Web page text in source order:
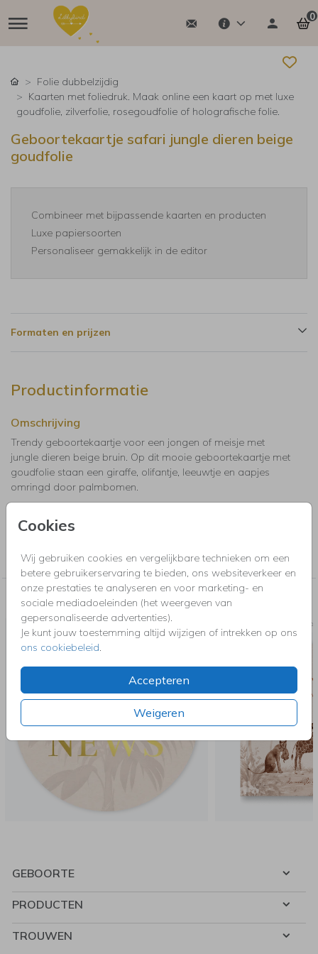
0
Cookies
Wij gebruiken cookies en vergelijkbare technieken om een
betere gebruikerservaring te bieden, ons websiteverkeer en
onze prestaties te analyseren en voor marketing- en
sociale mediadoeleinden (het weergeven van
gepersonaliseerde advertenties).
Je kunt jouw toestemming altijd wijzigen of intrekken op ons
ons cookiebeleid.
Accepteren
Weigeren
Folie dubbelzijdig
Kaarten met foliedruk. Maak online een kaart op met luxe
goudfolie, zilverfolie, rosegoudfolie of holografische folie.
Geboortekaartje safari jungle dieren beige
goudfolie
Combineer met bijpassende kaarten en producten
Luxe papiersoorten
Personaliseer gemakkelijk in de editor
Formaten en prijzen
Productinformatie
Omschrijving
Trendy geboortekaartje voor een jongen of meisje met
jungle dieren beige bruin. Op dit mooie geboortekaartje met
goudfolie staan een giraffe, olifantje, leeuwtje en aapjes
omringd door palmbomen.
Collectie
goudfolie, zilverfolie, rosegoudfolie of holografische folie.
Nog meer in deze stijl voor jou
GEBOORTE
PRODUCTEN
TROUWEN